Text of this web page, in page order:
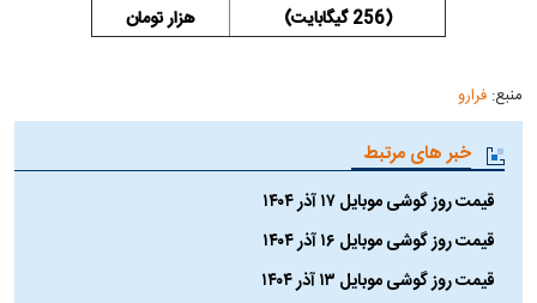
(256 گیگابایت) هزار تومان
منبع:فرارو
خبر های مرتبط
قیمت روز گوشی موبایل ۱۷ آذر ۱۴۰۴
قیمت روز گوشی موبایل ۱۶ آذر ۱۴۰۴
قیمت روز گوشی موبایل ۱۳ آذر ۱۴۰۴